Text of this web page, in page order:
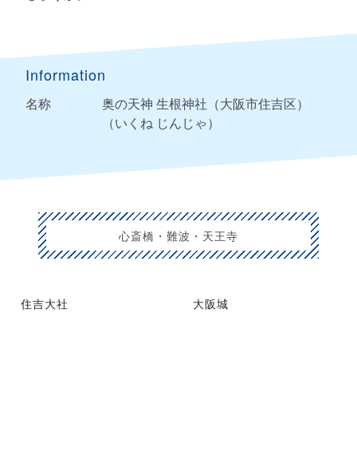
Information
名称
奥の天神​​ 生根神社（大阪市住吉区）
（いくね じんじゃ）
心斎橋・難波・天王寺
住吉大社 大阪城